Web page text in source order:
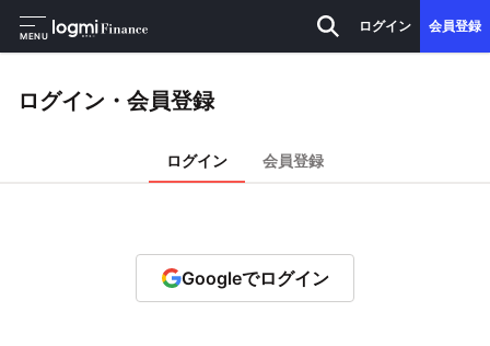
MENU
ログイン 会員登録
ログイン・会員登録
ログイン 会員登録
Googleでログイン